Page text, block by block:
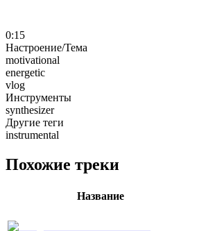
0:15
Настроение/Тема
motivational
energetic
vlog
Инструменты
synthesizer
Другие теги
instrumental
Похожие треки
Название